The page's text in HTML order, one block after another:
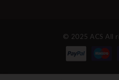
© 2025 ACS All